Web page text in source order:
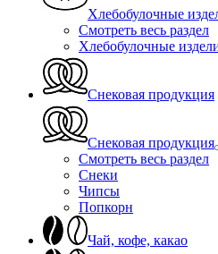
Хлебобулочные
Смотреть весь раздел
Хлебобулочные
Снековая продукция
Снековая продукция
Смотреть весь раздел
Снеки
Чипсы
Попкорн
Чай, кофе, какао